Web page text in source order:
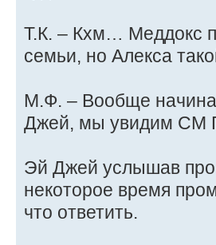
Т.К. – Кхм… Меддокс
семьи, но Алекса
М.Ф. – Вообще
Джей, мы увидим СМ
Эй Джей услышав про
некоторое время
что ответить.